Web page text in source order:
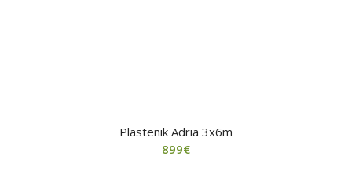
Plastenik Adria 3x6m
899€